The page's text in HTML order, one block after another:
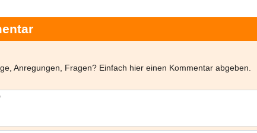
Anregungen, Fragen? Einfach hier einen Kommentar abgeben.